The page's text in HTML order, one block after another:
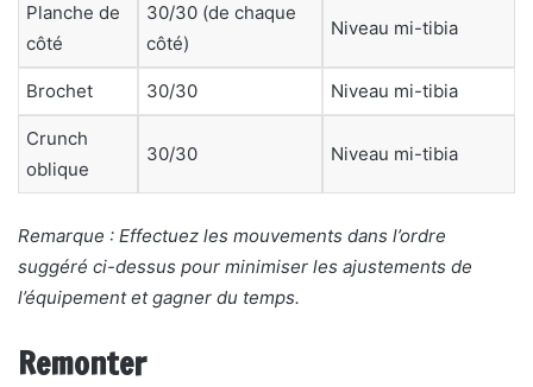
Planche de
côté
30/30 (de chaque
côté)
Niveau mi-tibia
Brochet 30/30 Niveau mi-tibia
Crunch
oblique
30/30 Niveau mi-tibia
Remarque : Effectuez les mouvements dans l’ordre
suggéré ci-dessus pour minimiser les ajustements de
l’équipement et gagner du temps.
Remonter